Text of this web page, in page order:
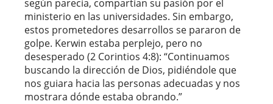
según parecía, compartían su pasión por el
ministerio en las universidades. Sin embargo,
estos prometedores desarrollos se pararon de
golpe. Kerwin estaba perplejo, pero no
desesperado (2 Corintios 4:8): “Continuamos
buscando la dirección de Dios, pidiéndole que
nos guiara hacia las personas adecuadas y nos
mostrara dónde estaba obrando.”